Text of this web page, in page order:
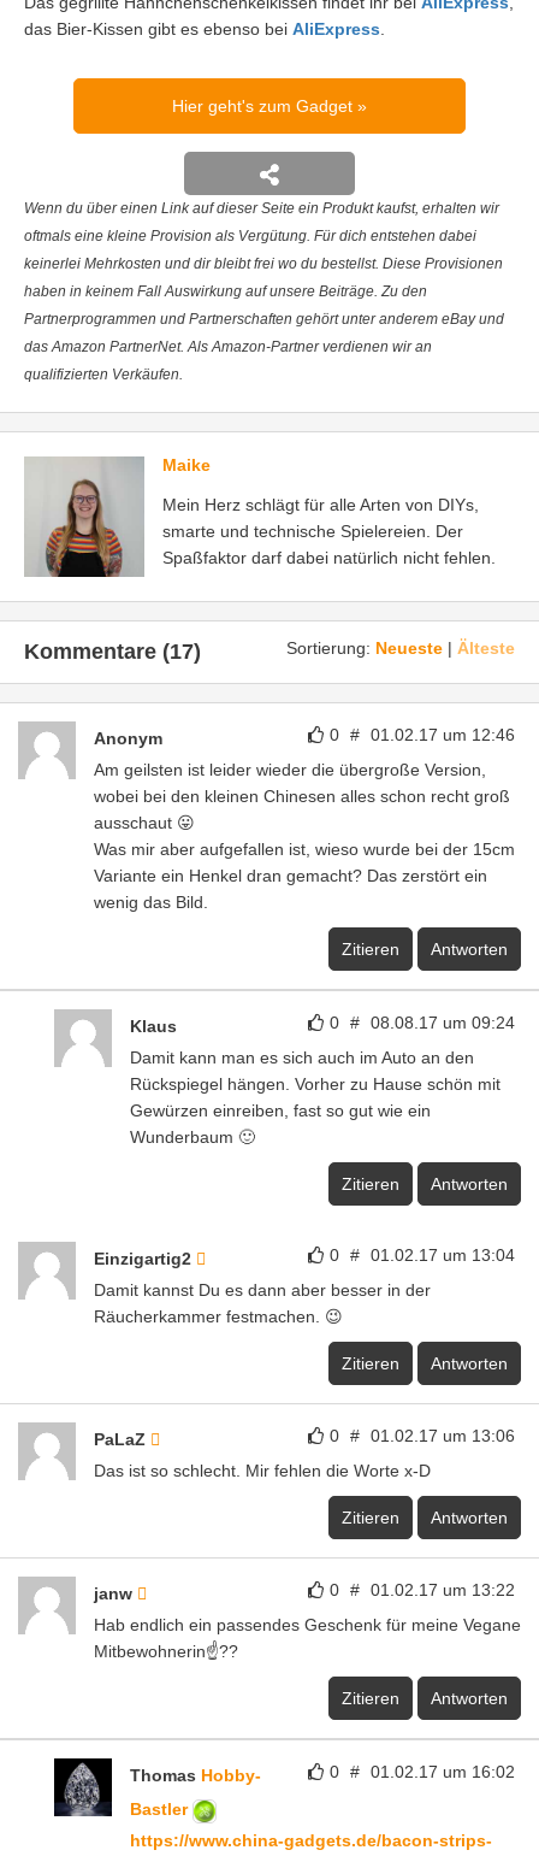
das Bier-Kissen gibt es ebenso bei AliExpress.
Hier geht's zum Gadget
Wenn du über einen Link auf dieser Seite ein Produkt kaufst, erhalten wir
oftmals eine kleine Provision als Vergütung. Für dich entstehen dabei
keinerlei Mehrkosten und dir bleibt frei wo du bestellst. Diese Provisionen
haben in keinem Fall Auswirkung auf unsere Beiträge. Zu den
Partnerprogrammen und Partnerschaften gehört unter anderem eBay und
das Amazon PartnerNet. Als Amazon-Partner verdienen wir an
qualifizierten Verkäufen.
Maike
Mein Herz schlägt für alle Arten von DIYs,
smarte und technische Spielereien. Der
Spaßfaktor darf dabei natürlich nicht fehlen.
Sortierung: Neueste | Älteste
Kommentare (17)
0 # 01.02.17 um 12:46
Anonym
Am geilsten ist leider wieder die übergroße Version,
wobei bei den kleinen Chinesen alles schon recht groß
ausschaut 😛
Was mir aber aufgefallen ist, wieso wurde bei der 15cm
Variante ein Henkel dran gemacht? Das zerstört ein
wenig das Bild.
Zitieren Antworten
0 # 08.08.17 um 09:24
Klaus
Damit kann man es sich auch im Auto an den
Rückspiegel hängen. Vorher zu Hause schön mit
Gewürzen einreiben, fast so gut wie ein
Wunderbaum 🙂
Zitieren Antworten
0 # 01.02.17 um 13:04
Einzigartig2
Damit kannst Du es dann aber besser in der
Räucherkammer festmachen. 😉
Zitieren Antworten
0 # 01.02.17 um 13:06
PaLaZ
Das ist so schlecht. Mir fehlen die Worte x-D
Zitieren Antworten
0 # 01.02.17 um 13:22
janw
Hab endlich ein passendes Geschenk für meine Vegane
Mitbewohnerin☝??
Zitieren Antworten
0 # 01.02.17 um 16:02
Thomas Hobby-
Bastler
https://www.china-gadgets.de/bacon-strips-